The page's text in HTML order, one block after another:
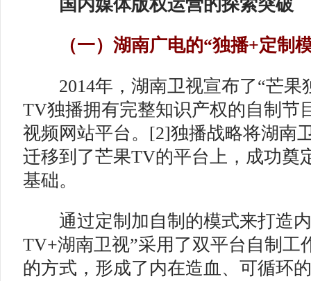
国内媒体版权运营的探索突破
（一）湖南广电的“独播+定制
2014年，湖南卫视宣布了“芒果
TV独播拥有完整知识产权的自制节
视频网站平台。[2]独播战略将湖南
迁移到了芒果TV的平台上，成功奠
基础。
通过定制加自制的模式来打造内
TV+湖南卫视”采用了双平台自制工
的方式，形成了内在造血、可循环